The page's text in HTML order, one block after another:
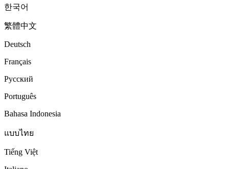
한국어
繁體中文
Deutsch
Français
Русский
Português
Bahasa Indonesia
แบบไทย
Tiếng Việt